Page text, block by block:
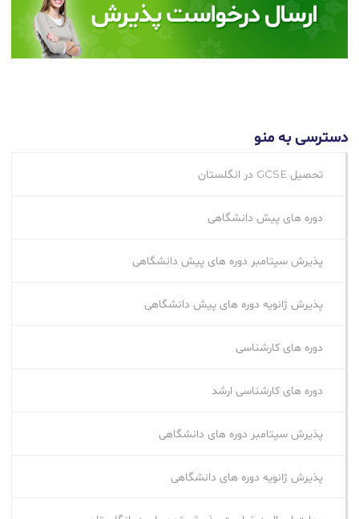
دسترسی به منو
تحصیل GCSE در انگلستان
دوره های پیش دانشگاهی
پذیرش سپتامبر دوره های پیش دانشگاهی
پذیرش ژانویه دوره های پیش دانشگاهی
دوره های کارشناسی
دوره های کارشناسی ارشد
پذیرش سپتامبر دوره‌ های دانشگاهی
پذیرش ژانویه دوره‌ های دانشگاهی